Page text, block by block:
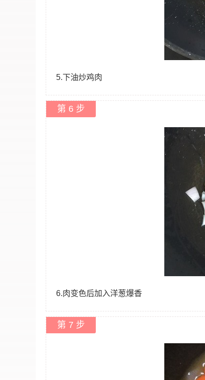
5.下油炒鸡肉
第 6 步
6.肉变色后加入洋葱爆香
第 7 步